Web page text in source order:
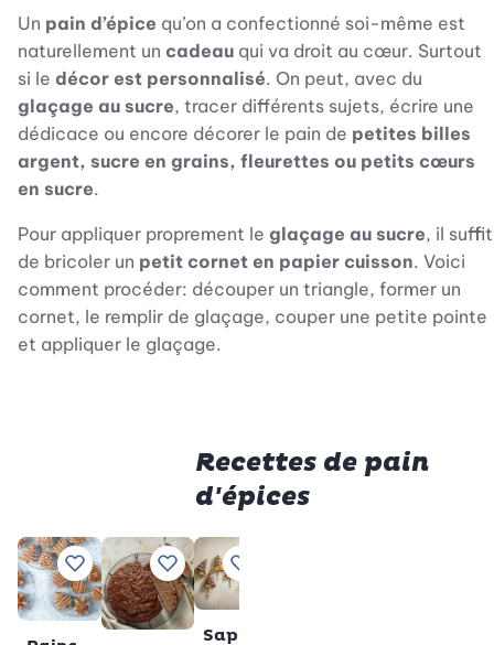
Un pain d’épice qu’on a confectionné soi-même est
naturellement un cadeau qui va droit au cœur. Surtout
si le décor est personnalisé. On peut, avec du
glaçage au sucre, tracer différents sujets, écrire une
dédicace ou encore décorer le pain de petites billes
argent, sucre en grains, fleurettes ou petits cœurs
en sucre.
Pour appliquer proprement le glaçage au sucre, il suffit
de bricoler un petit cornet en papier cuisson. Voici
comment procéder: découper un triangle, former un
cornet, le remplir de glaçage, couper une petite pointe
et appliquer le glaçage.
Recettes de pain
d'épices
Ajouter à vos recettes préférées
Ajouter à vos recettes préférées
Sapins